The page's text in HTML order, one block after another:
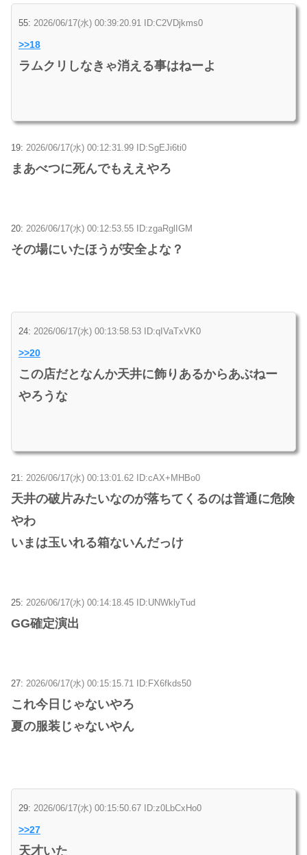
55: 2026/06/17(水) 00:39:20.91 ID:C2VDjkms0
>>18
ラムクリしなきゃ消える事はねーよ
19: 2026/06/17(水) 00:12:31.99 ID:SgEJi6ti0
まあべつに死んでもええやろ
20: 2026/06/17(水) 00:12:53.55 ID:zgaRglIGM
その場にいたほうが安全よな？
24: 2026/06/17(水) 00:13:58.53 ID:qIVaTxVK0
>>20
この店だとなんか天井に飾りあるからあぶねー
やろうな
21: 2026/06/17(水) 00:13:01.62 ID:cAX+MHBo0
天井の破片みたいなのが落ちてくるのは普通に危険
やわ
いまは玉いれる箱ないんだっけ
25: 2026/06/17(水) 00:14:18.45 ID:UNWklyTud
GG確定演出
27: 2026/06/17(水) 00:15:15.71 ID:FX6fkds50
これ今日じゃないやろ
夏の服装じゃないやん
29: 2026/06/17(水) 00:15:50.67 ID:z0LbCxHo0
>>27
天才いた